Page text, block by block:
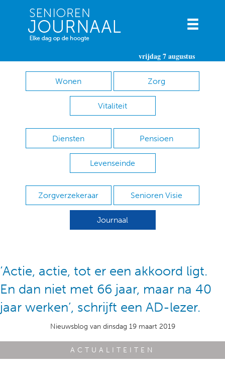
vrijdag 7 augustus
Wonen Zorg
Vitaliteit
Diensten Pensioen
Levenseinde
Zorgverzekeraar Senioren Visie
Journaal
‘Actie, actie, tot er een akkoord ligt.
En dan niet met 66 jaar, maar na 40
jaar werken’, schrijft een AD-lezer.
Nieuwsblog van dinsdag 19 maart 2019
ACTUALITEITEN